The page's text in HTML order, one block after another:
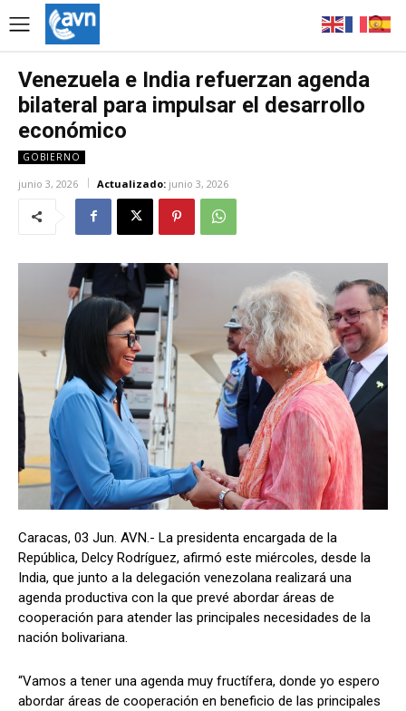
Venezuela e India refuerzan agenda
bilateral para impulsar el desarrollo
económico
GOBIERNO
junio 3, 2026 Actualizado: junio 3, 2026
Caracas, 03 Jun. AVN.- La presidenta encargada de la
República, Delcy Rodríguez, afirmó este miércoles, desde la
India, que junto a la delegación venezolana realizará una
agenda productiva con la que prevé abordar áreas de
cooperación para atender las principales necesidades de la
nación bolivariana.
“Vamos a tener una agenda muy fructífera, donde yo espero
abordar áreas de cooperación en beneficio de las principales